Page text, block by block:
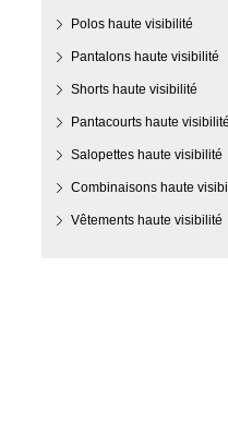
Polos haute visibilité
Pantalons haute visibilité
Shorts haute visibilité
Pantacourts haute visibilité
Salopettes haute visibilité
Combinaisons haute
Vêtements haute visibilité